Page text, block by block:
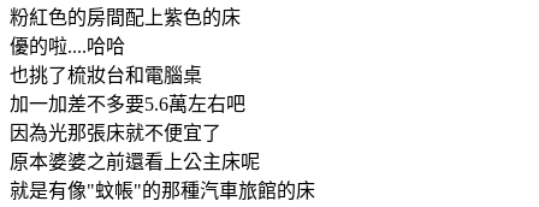
粉紅色的房間配上紫色的床
優的啦....哈哈
也挑了梳妝台和電腦桌
加一加差不多要5.6萬左右吧
因為光那張床就不便宜了
原本婆婆之前還看上公主床呢
就是有像"蚊帳"的那種汽車旅館的床